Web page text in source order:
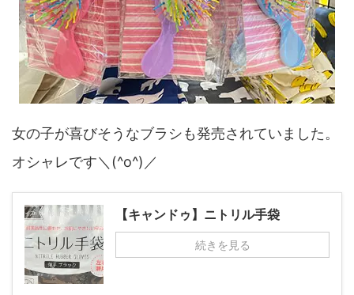
女の子が喜びそうなブラシも発売されていました。
オシャレです＼(^o^)／
【キャンドゥ】ニトリル手袋
続きを見る